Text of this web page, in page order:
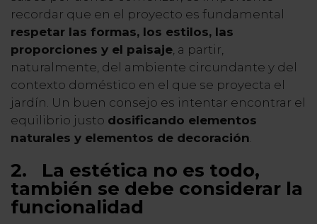
recordar que en el proyecto es fundamental
respetar las formas, los estilos, las
proporciones y el paisaje, a partir,
naturalmente, del ambiente circundante y del
contexto doméstico en el que se proyecta el
jardín. Un buen consejo es intentar encontrar el
equilibrio justo dosificando elementos
naturales y elementos de decoración.
2. La estética no es todo,
también se debe considerar la
funcionalidad